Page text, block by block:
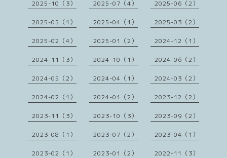
2025-10（3） 2025-07（4） 2025-06（2）
2025-05（1） 2025-04（1） 2025-03（2）
2025-02（4） 2025-01（2） 2024-12（1）
2024-11（3） 2024-10（1） 2024-06（2）
2024-05（2） 2024-04（1） 2024-03（2）
2024-02（1） 2024-01（2） 2023-12（2）
2023-11（3） 2023-10（3） 2023-09（2）
2023-08（1） 2023-07（2） 2023-04（1）
2023-02（1） 2023-01（2） 2022-11（3）